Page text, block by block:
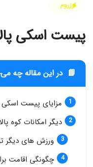
ارزروم
پیست اسکی
📘 در این مقاله چه
مزایای پیست اسکی
دیگر امکانات کوه
ورزش های دیگر
چگونگی اقامت